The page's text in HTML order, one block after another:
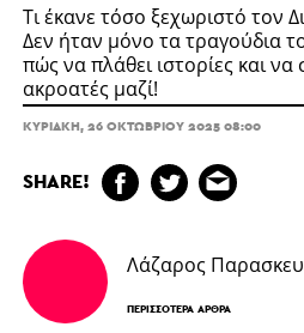
Τι έκανε τόσο ξεχωριστό τον
Δεν ήταν μόνο τα τραγούδια
πώς να πλάθει ιστορίες και να
ακροατές μαζί!
ΚΥΡΙΑΚΉ, 26 ΟΚΤΩΒΡΊΟΥ 2025 08:00
SHARE!
Λάζαρος
ΠΕΡΙΣΣΌΤΕΡΑ ΆΡΘΡΑ